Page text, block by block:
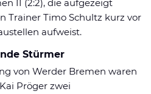
II (2:2), die aufgezeigt
Trainer Timo Schultz kurz vor
aufweist.
Stürmer
von Werder Bremen waren
Pröger zwei